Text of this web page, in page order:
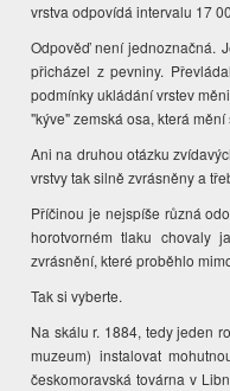
vrstva odpovídá intervalu 17
Odpověď není jednoznačná.
přicházel z pevniny.
podmínky ukládání vrstev
"kýve" zemská osa, která
Ani na druhou otázku
vrstvy tak silně zvrásněny a
Příčinou je nejspíše různá
horotvorném tlaku chovaly
zvrásnění, které proběhlo
Tak si vyberte.
Na skálu r. 1884, tedy jeden
muzeum) instalovat
českomoravská továrna v